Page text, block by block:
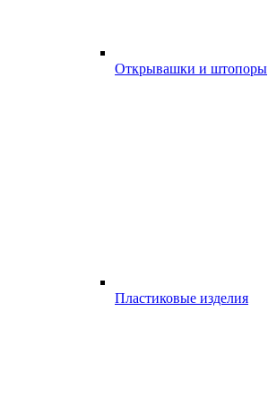
Открывашки и штопоры
Пластиковые изделия